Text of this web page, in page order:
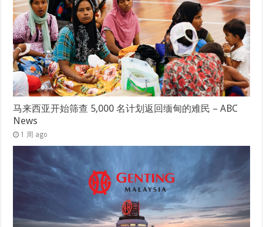
马来西亚开始筛查 5,000 名计划返回缅甸的难民 – ABC
News
1 周 ago